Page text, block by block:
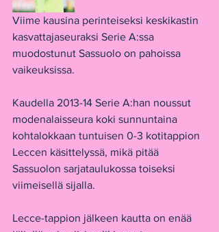
Viime kausina perinteiseksi keskikastin
kasvattajaseuraksi Serie A:ssa
muodostunut Sassuolo on pahoissa
vaikeuksissa.
Kaudella 2013-14 Serie A:han noussut
modenalaisseura koki sunnuntaina
kohtalokkaan tuntuisen 0-3 kotitappion
Leccen käsittelyssä, mikä pitää
Sassuolon sarjataulukossa toiseksi
viimeisellä sijalla.
Lecce-tappion jälkeen kautta on enää